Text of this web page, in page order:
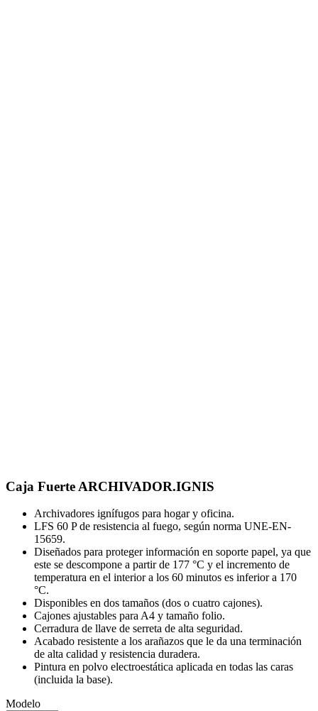
Caja Fuerte ARCHIVADOR.IGNIS
Archivadores ignífugos para hogar y oficina.
LFS 60 P de resistencia al fuego, según norma UNE-EN-
15659.
Diseñados para proteger información en soporte papel, ya que
este se descompone a partir de 177 °C y el incremento de
temperatura en el interior a los 60 minutos es inferior a 170
°C.
Disponibles en dos tamaños (dos o cuatro cajones).
Cajones ajustables para A4 y tamaño folio.
Cerradura de llave de serreta de alta seguridad.
Acabado resistente a los arañazos que le da una terminación
de alta calidad y resistencia duradera.
Pintura en polvo electroestática aplicada en todas las caras
(incluida la base).
Modelo